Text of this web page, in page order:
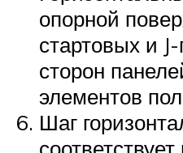
опорной
стартовых и
сторон
элементов
Шаг